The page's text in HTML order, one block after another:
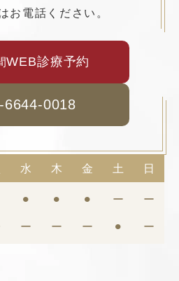
お電話ください。
WEB診療予約
6644-0018
水 木 金 土 日
⚫︎ ⚫︎ ⚫︎ ー ー
ー ー ー ⚫︎ ー